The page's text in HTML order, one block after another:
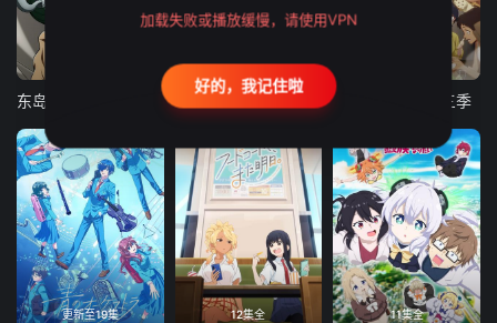
古诺希亚 致不灭的你 第三季
更新至19集 12集全 11集全
加载失败或播放缓慢，请使用VPN
好的，我记住啦